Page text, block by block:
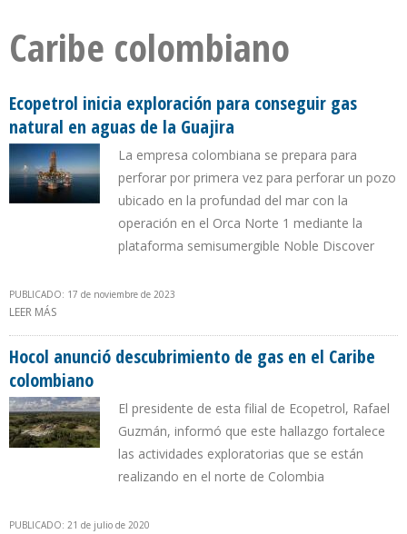
Caribe colombiano
Ecopetrol inicia exploración para conseguir gas
natural en aguas de la Guajira
La empresa colombiana se prepara para
perforar por primera vez para perforar un pozo
ubicado en la profundad del mar con la
operación en el Orca Norte 1 mediante la
plataforma semisumergible Noble Discover
PUBLICADO: 17 de noviembre de 2023
LEER MÁS
Hocol anunció descubrimiento de gas en el Caribe
colombiano
El presidente de esta filial de Ecopetrol, Rafael
Guzmán, informó que este hallazgo fortalece
las actividades exploratorias que se están
realizando en el norte de Colombia
PUBLICADO: 21 de julio de 2020